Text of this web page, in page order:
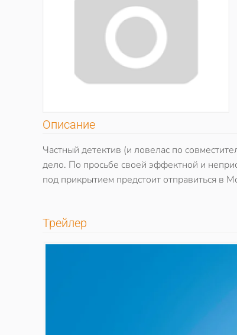
Описание
Частный детектив (и ловелас по
дело. По просьбе своей эффектной и
под прикрытием предстоит отправиться
Трейлер